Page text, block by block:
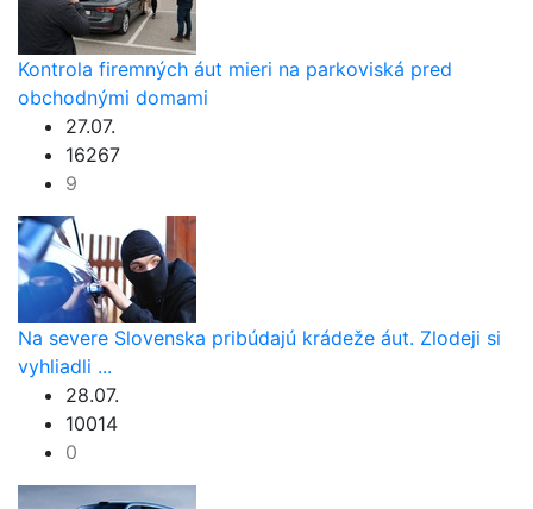
Kontrola firemných áut mieri na parkoviská pred
obchodnými domami
27.07.
16267
9
Na severe Slovenska pribúdajú krádeže áut. Zlodeji si
vyhliadli ...
28.07.
10014
0